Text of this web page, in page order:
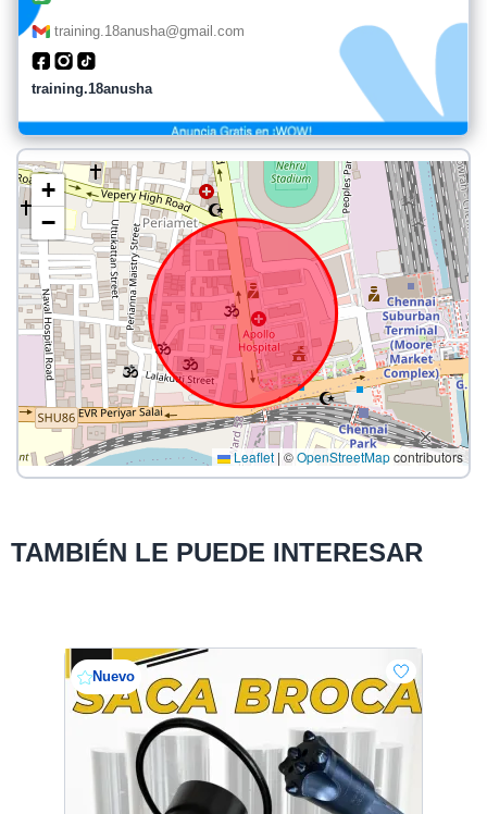
training.18anusha@gmail.com
training.18anusha
+
−
Leaflet | ©OpenStreetMapcontributors
TAMBIÉN LE PUEDE INTERESAR
Nuevo